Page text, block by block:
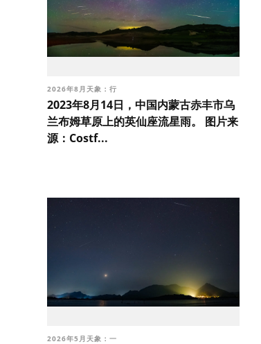
2026年8月天象：行
2023年8月14日，中国内蒙古赤丰市乌
兰布姆草原上的英仙座流星雨。 图片来
源：Costf...
2026年5月天象：一